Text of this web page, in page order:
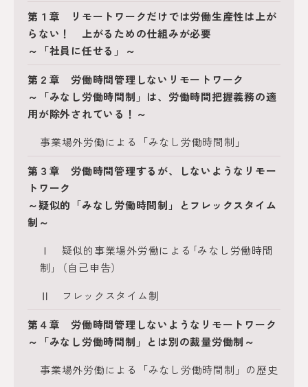
第１章 リモートワークだけでは労働生産性は上が
らない！ 上がるための仕組みが必要
～「社員に任せる」～
第２章 労働時間管理しないリモートワーク
～「みなし労働時間制」は、労働時間把握義務の適
用が除外されている！～
事業場外労働による「みなし労働時間制」
第３章 労働時間管理するが、しないようなリモー
トワーク
～疑似的「みなし労働時間制」とフレックスタイム
制～
Ⅰ 疑似的事業場外労働による｢みなし労働時間
制｣（自己申告）
Ⅱ フレックスタイム制
第４章 労働時間管理しないようなリモートワーク
～「みなし労働時間制」とは別の裁量労働制～
事業場外労働による「みなし労働時間制」の歴史